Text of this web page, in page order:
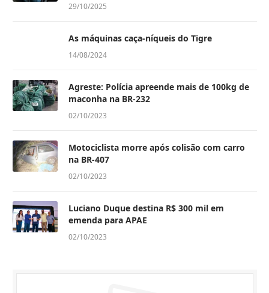
29/10/2025
As máquinas caça-níqueis do Tigre
14/08/2024
Agreste: Polícia apreende mais de 100kg de
maconha na BR-232
02/10/2023
Motociclista morre após colisão com carro
na BR-407
02/10/2023
Luciano Duque destina R$ 300 mil em
emenda para APAE
02/10/2023